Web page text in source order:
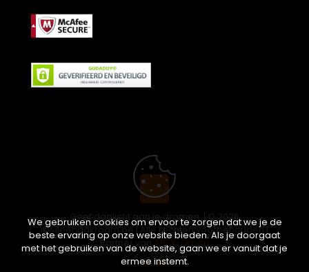
Geef daglicht aan je dromen. | © 2026
ikwileendakraam.be | Alle rechten voorbehouden |
Partner vanAPEX-Groep
We gebruiken cookies om ervoor te zorgen dat we je de
beste ervaring op onze website bieden. Als je doorgaat
met het gebruiken van de website, gaan we er vanuit dat je
ermee instemt.